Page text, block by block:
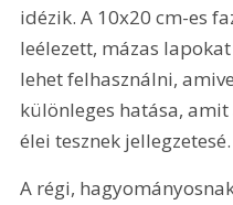
idézik. A 10x20 cm-es
leélezett, mázas
lehet felhasználni,
különleges hatása,
élei tesznek jellegzetesé.
A régi,